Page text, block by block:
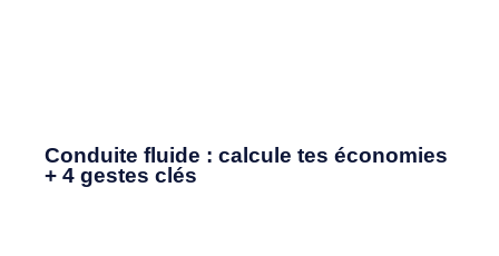
Conduite fluide : calcule tes économies
+ 4 gestes clés